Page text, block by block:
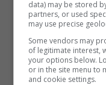
data) may be stored
partners, or used
may use precise
Some vendors may
of legitimate interest,
your options below.
or in the site menu to
and cookie settings.